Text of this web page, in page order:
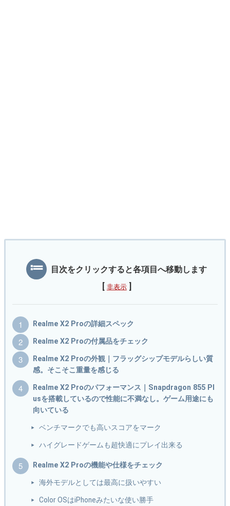
目次をクリックすると各項目へ移動します
非表示
Realme X2 Proの詳細スペック
Realme X2 Proの付属品をチェック
Realme X2 Proの外観｜フラッグシップモデルらしい質
感。そこそこ重量を感じる
Realme X2 Proのパフォーマンス｜Snapdragon 855 Pl
usを搭載しているので性能に不満なし。ゲーム用途にも
向いている
ベンチマークでも高いスコアをマーク
ハイグレードゲームも超快適にプレイ出来る
Realme X2 Proの機能や仕様をチェック
海外モデルとしては最高に扱いやすい
Color OSはiPhoneみたいな使い勝手